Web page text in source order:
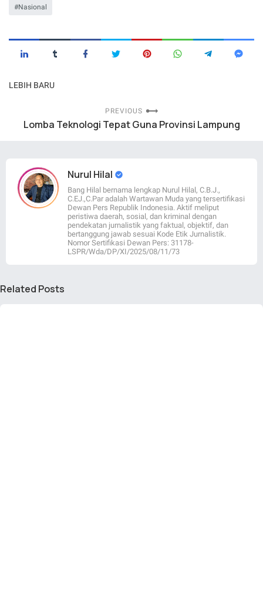
Nasional
LEBIH BARU
PREVIOUS
Lomba Teknologi Tepat Guna Provinsi Lampung
Nurul Hilal
Bang Hilal bernama lengkap Nurul Hilal, C.B.J.,
C.EJ.,C.Par adalah Wartawan Muda yang tersertifikasi
Dewan Pers Republik Indonesia. Aktif meliput
peristiwa daerah, sosial, dan kriminal dengan
pendekatan jurnalistik yang faktual, objektif, dan
bertanggung jawab sesuai Kode Etik Jurnalistik.
Nomor Sertifikasi Dewan Pers: 31178-
LSPR/Wda/DP/XI/2025/08/11/73
Related Posts